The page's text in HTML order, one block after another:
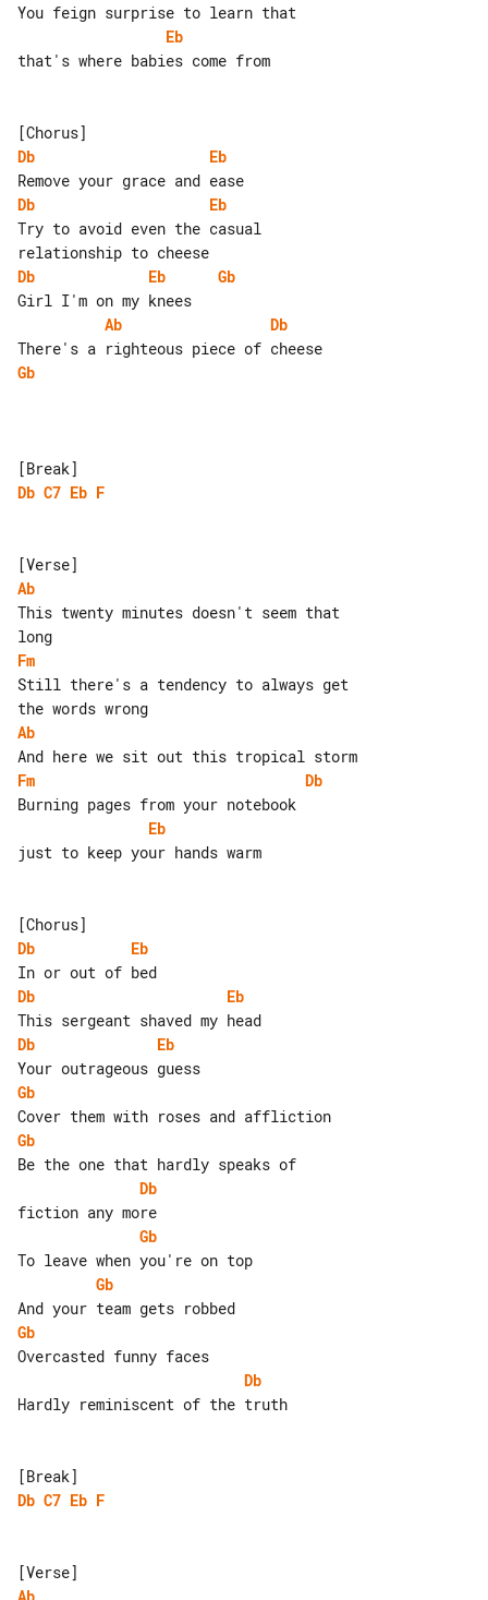
Eb
that's where babies come from
Db
Eb
Db
Eb
Try to avoid even the casual
Db
Eb
Gb
Ab
Db
Gb
Db C7 Eb F
Ab
This twenty minutes doesn't seem that
Fm
Still there's a tendency to always get
Ab
Fm
Db
Eb
just to keep your hands warm
Db
Eb
Db
Eb
Db
Eb
Gb
Gb
Db
Gb
Gb
Gb
Db
Hardly reminiscent of the truth
Db C7 Eb F